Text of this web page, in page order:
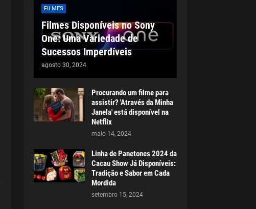
FILMES
Filmes Disponíveis no Sony
One: Uma Variedade de
Sucessos Imperdíveis
agosto 30, 2024
Procurando um filme para
assistir? 'Através da Minha
Janela' está disponível na
Netflix
maio 14, 2024
Linha de Panetones 2024 da
Cacau Show Já Disponíveis:
Tradição e Sabor em Cada
Mordida
setembro 15, 2024